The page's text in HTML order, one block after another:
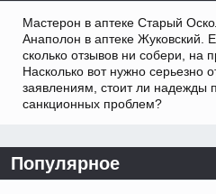
Мастерон в аптеке Старый
Анаполон в аптеке Жуковский.
сколько отзывов ни собери, на
Насколько вот нужно серьезно
заявлениям, стоит ли надежды
санкционных проблем?
Популярное